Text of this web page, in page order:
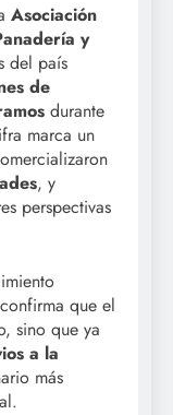
Asociación
y
del país
de
durante
marca un
, y
perspectivas
que el
sino que ya
a la
más